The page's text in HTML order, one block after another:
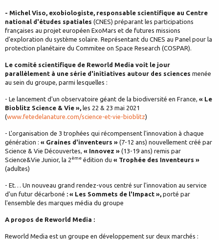
- Michel Viso, exobiologiste, responsable scientifique au Centre
national d'études spatiales (CNES) préparant les participations
françaises au projet européen ExoMars et de futures missions
d'exploration du système solaire. Représentant du CNES au Panel pour la
protection planétaire du Commitee on Space Research (COSPAR).
Le comité scientifique de Reworld Media voit le jour
parallèlement à une série d'initiatives autour des sciences menée
au sein du groupe, parmi lesquelles :
- Le lancement d'un observatoire géant de la biodiversité en France, « Le
Bioblitz Science & Vie », les 22 & 23 mai 2021
(www.fetedelanature.com/science-et-vie-bioblitz)
- L'organisation de 3 trophées qui récompensent l'innovation à chaque
génération : « Graines d'inventeurs » (7-12 ans) nouvellement créé par
Science & Vie Découvertes, « Innovez » (13-19 ans) remis par
Science&Vie Junior, la 2ème édition du « Trophée des Inventeurs »
(adultes)
- Et… Un nouveau grand rendez-vous centré sur l'innovation au service
d'un futur décarboné : « Les Sommets de l'Impact », porté par
l'ensemble des marques média du groupe
A propos de Reworld Media :
Reworld Media est un groupe en développement sur deux marchés :